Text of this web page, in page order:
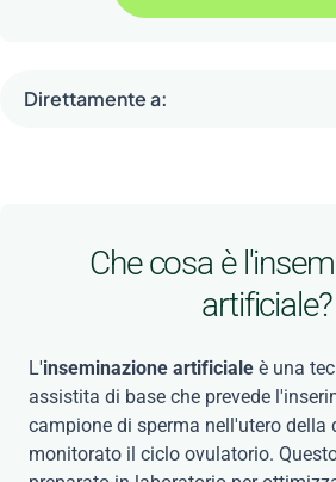
Direttamente a:
Che cosa è
artificiale?
L'inseminazione artificiale è una
assistita di base che prevede
campione di sperma nell'utero della
monitorato il ciclo ovulatorio.